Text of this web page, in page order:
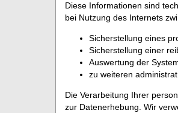
Diese Informationen sind
bei Nutzung des Internets
Sicherstellung eines
Sicherstellung einer
Auswertung der
zu weiteren
Die Verarbeitung Ihrer
zur Datenerhebung. Wir